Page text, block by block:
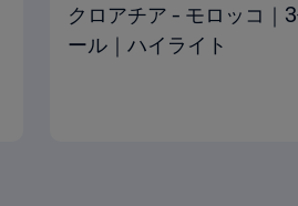
クロアチア - モロッコ｜
ール｜ハイライト